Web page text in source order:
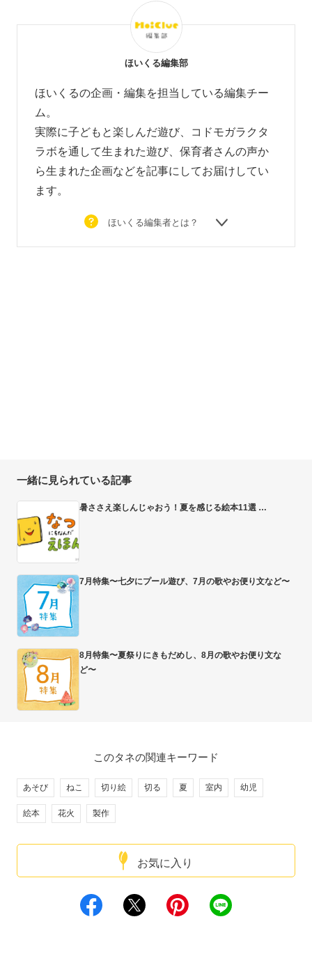
ほいくる編集部
ほいくるの企画・編集を担当している編集チー
ム。
実際に子どもと楽しんだ遊び、コドモガラクタ
ラボを通して生まれた遊び、 保育者さんの声か
ら生まれた企画などを記事にしてお届けしてい
ます。
ほいくる編集者とは？
一緒に見られている記事
暑ささえ楽しんじゃおう！夏を感じる絵本11選
7月特集〜七夕にプール遊び、7月の歌やお便り文など〜
8月特集〜夏祭りにきもだめし、8月の歌やお便り文な
ど〜
お気に入り
このタネの関連キーワード
あそび ねこ 切り絵 切る 夏 室内 幼児
絵本 花火 製作